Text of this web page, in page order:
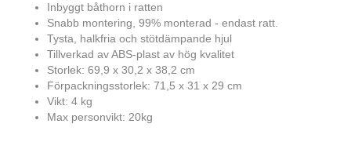
Inbyggt båthorn i ratten
Snabb montering, 99% monterad - endast ratt.
Tysta, halkfria och stötdämpande hjul
Tillverkad av ABS-plast av hög kvalitet
Storlek: 69,9 x 30,2 x 38,2 cm
Förpackningsstorlek: 71,5 x 31 x 29 cm
Vikt: 4 kg
Max personvikt: 20kg